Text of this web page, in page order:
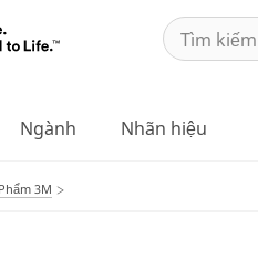
Ngành Nhãn hiệu
3M